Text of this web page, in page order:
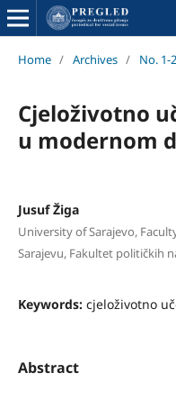
Home / Archives / No. 1-
Cjeloživotno
u modernom
Jusuf Žiga
University of Sarajevo,
Sarajevu, Fakultet političkih
Keywords: cjeloživotno
Abstract